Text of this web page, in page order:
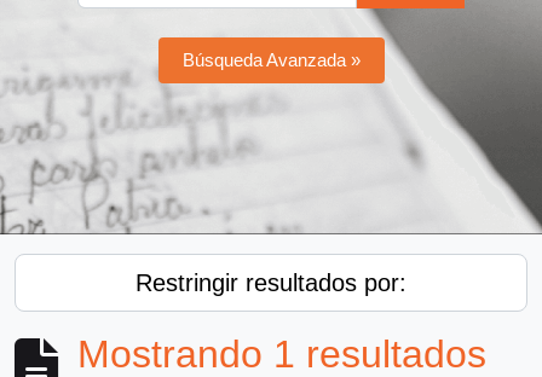
Búsqueda Avanzada »
Restringir resultados por:
Mostrando 1 resultados